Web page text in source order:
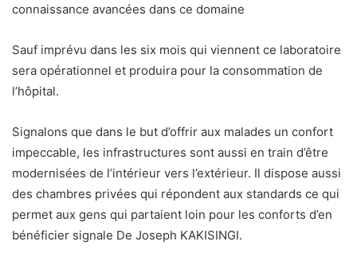
connaissance avancées dans ce domaine
Sauf imprévu dans les six mois qui viennent ce laboratoire
sera opérationnel et produira pour la consommation de
l’hôpital.
Signalons que dans le but d’offrir aux malades un confort
impeccable, les infrastructures sont aussi en train d’être
modernisées de l’intérieur vers l’extérieur. Il dispose aussi
des chambres privées qui répondent aux standards ce qui
permet aux gens qui partaient loin pour les conforts d’en
bénéficier signale De Joseph KAKISINGI.